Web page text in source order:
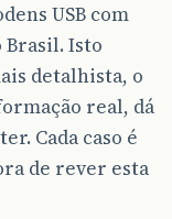
USB com
Brasil. Isto
detalhista, o
real, dá
Cada caso é
de rever esta